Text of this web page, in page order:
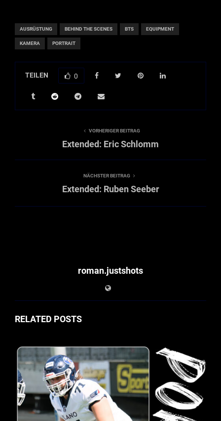
AUSRÜSTUNG BEHIND THE SCENES BTS EQUIPMENT
KAMERA PORTRAIT
TEILEN 0
VORHERIGER BEITRAG
Extended: Eric Schlomm
NÄCHSTER BEITRAG
Extended: Ruben Seeber
roman.justshots
RELATED POSTS